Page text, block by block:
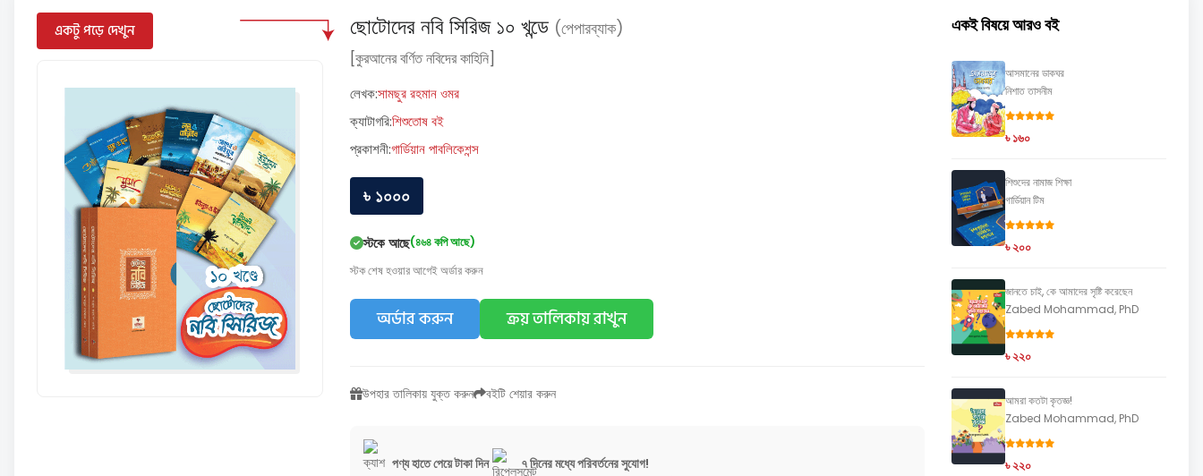
একটু পড়ে দেখুন ছোটোদের নবি সিরিজ ১০ খন্ডে (পেপারব্যাক)
[কুরআনের বর্ণিত নবিদের কাহিনি]
লেখক:সামছুর রহমান ওমর
ক্যাটাগরি:শিশুতোষ বই
প্রকাশনী:গার্ডিয়ান পাবলিকেশন্স
৳ ১০০০
স্টকে আছে(৪৬৪ কপি আছে)
স্টক শেষ হওয়ার আগেই অর্ডার করুন
অর্ডার করুন ক্রয় তালিকায় রাখুন
উপহার তালিকায় যুক্ত করুন বইটি শেয়ার করুন
পণ্য হাতে পেয়ে টাকা দিন ৭ দিনের মধ্যে পরিবর্তনের সুযোগ!
একই বিষয়ে আরও বই
আসমানের ডাকঘর
নিশাত তাসনীম
৳ ১৬০
শিশুদের নামাজ শিক্ষা
গার্ডিয়ান টিম
৳ ২০০
জানতে চাই, কে আমাদের সৃষ্টি করেছেন
Zabed Mohammad, PhD
৳ ২২০
আমরা কতটা কৃতজ্ঞ!
Zabed Mohammad, PhD
৳ ২২০